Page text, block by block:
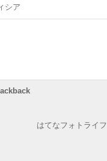
シア
はてなフォトライフ